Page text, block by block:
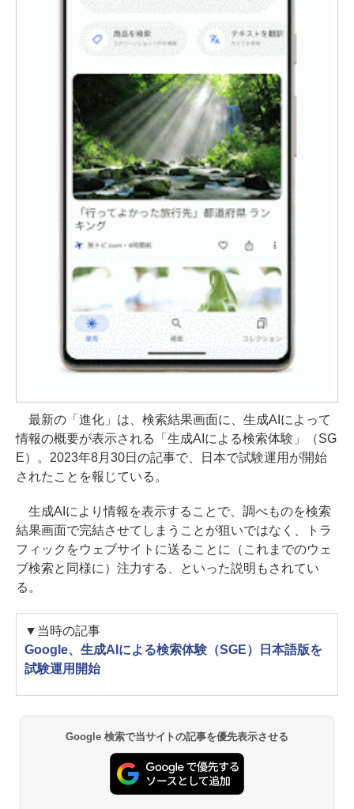
最新の「進化」は、検索結果画面に、生成AIによって
情報の概要が表示される「生成AIによる検索体験」（SG
E）。2023年8月30日の記事で、日本で試験運用が開始
されたことを報じている。
生成AIにより情報を表示することで、調べものを検索
結果画面で完結させてしまうことが狙いではなく、トラ
フィックをウェブサイトに送ることに（これまでのウェ
ブ検索と同様に）注力する、といった説明もされてい
る。
▼当時の記事
Google、生成AIによる検索体験（SGE）日本語版を
試験運用開始
Google 検索で当サイトの記事を優先表示させる